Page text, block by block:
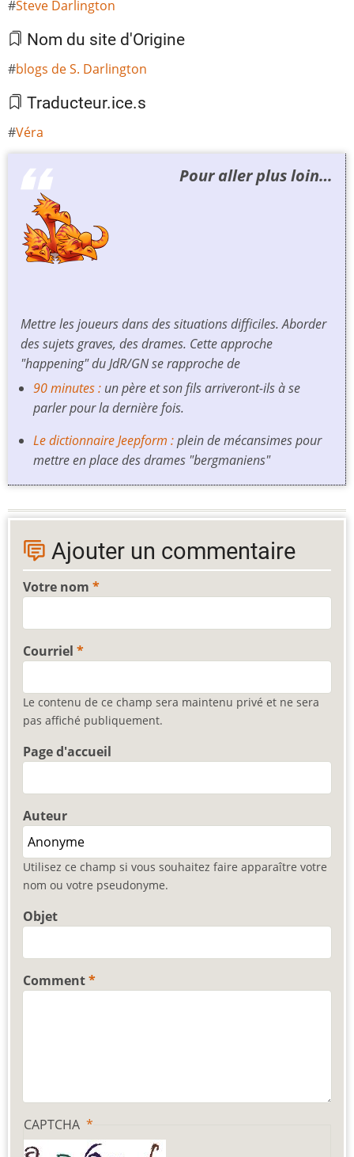
Steve Darlington
Nom du site d'Origine
blogs de S. Darlington
Traducteur.ice.s
Véra
Pour aller plus loin…
Mettre les joueurs dans des situations difficiles. Aborder
des sujets graves, des drames. Cette approche
"happening" du JdR/GN se rapproche de
90 minutes : un père et son fils arriveront-ils à se
parler pour la dernière fois.
Le dictionnaire Jeepform :plein de mécansimes pour
mettre en place des drames "bergmaniens"
Ajouter un commentaire
Votre nom
Courriel
Le contenu de ce champ sera maintenu privé et ne sera
pas affiché publiquement.
Page d'accueil
Auteur
Utilisez ce champ si vous souhaitez faire apparaître votre
nom ou votre pseudonyme.
Objet
Comment
CAPTCHA